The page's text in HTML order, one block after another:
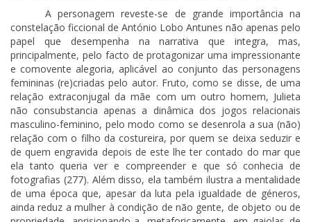
A personagem reveste-se de grande importância na
constelação ficcional de António Lobo Antunes não apenas pelo
papel que desempenha na narrativa que integra, mas,
principalmente, pelo facto de protagonizar uma impressionante
e comovente alegoria, aplicável ao conjunto das personagens
femininas (re)criadas pelo autor. Fruto, como se disse, de uma
relação extraconjugal da mãe com um outro homem, Julieta
não consubstancia apenas a dinâmica dos jogos relacionais
masculino-feminino, pelo modo como se desenrola a sua (não)
relação com o filho da costureira, por quem se deixa seduzir e
de quem engravida depois de este lhe ter contado do mar que
ela tanto queria ver e compreender e que só conhecia de
fotografias (277). Além disso, ela também ilustra a mentalidade
de uma época que, apesar da luta pela igualdade de géneros,
ainda reduz a mulher à condição de não gente, de objeto ou de